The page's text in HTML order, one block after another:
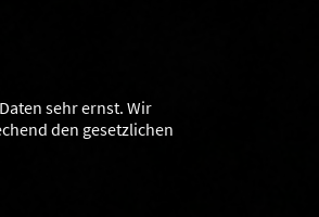
sehr ernst. Wir
den gesetzlichen